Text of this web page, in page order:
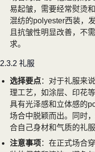
易起皱，需要经常熨烫
混纺的polyester西装，
且抗皱性明显改善，不
求。
2.3.2 礼服
选择要点：对于礼服来
理工艺，如涂层、印花
具有光泽感和立体感的
场合中脱颖而出。同时
合自己身材和气质的礼服
注意事项 ：在正式场合